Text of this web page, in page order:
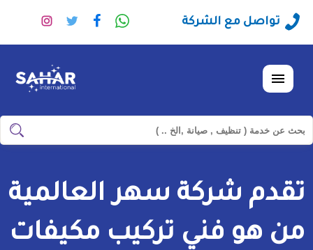
تواصل مع الشركة
راسلنا تابعنا تابعنا
القائمة
ابحث
سهر
تقدم شركة سهر العالمية
من هو فني تركيب مكيفات